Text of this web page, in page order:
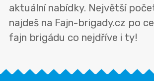
aktuální nabídky. Největší
najdeš na Fajn-brigady.cz po
fajn brigádu co nejdříve i ty!